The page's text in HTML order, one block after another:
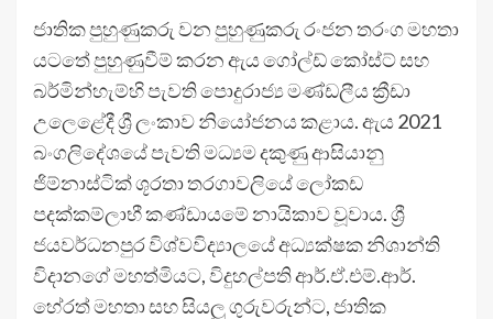
ජාතික පුහුණුකරු වන පුහුණුකරු රංජන තරංග මහතා
යටතේ පුහුණුවීම් කරන ඇය ගෝල්ඩ් කෝස්ට් සහ
බර්මින්හැම්හි පැවති පොදුරාජ්‍ය මණ්ඩලීය ක්‍රීඩා
උලෙළේදී ශ්‍රී ලංකාව නියෝජනය කළාය. ඇය 2021
බංගලිදේශයේ පැවති මධ්‍යම දකුණු ආසියානු
ජිම්නාස්ටික් ශූරතා තරගාවලියේ ලෝකඩ
පදක්කම්ලාභී කණ්ඩායමේ නායිකාව වූවාය. ශ්‍රී
ජයවර්ධනපුර විශ්වවිද්‍යාලයේ අධ්‍යක්ෂක නිශාන්ති
විදානගේ මහත්මියට, විදුහල්පති ආර්.ඒ.එම්.ආර්.
හේරත් මහතා සහ සියලු ගුරුවරුන්ට, ජාතික